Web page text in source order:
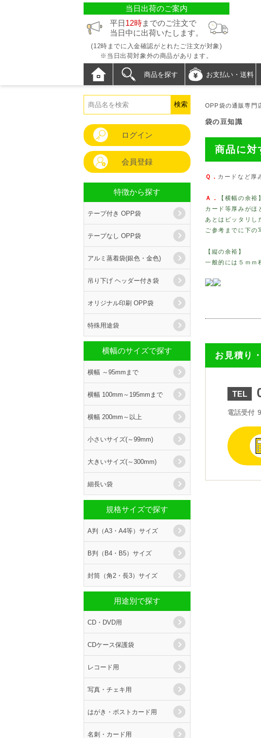
当日出荷のご案内
平日 12時までのご注文で
当日中に出荷いたします。
(12時までに入金確認がとれたご注文が対象)
※当日出荷対象外の商品があります。
商品を探す お支払い・送料
OPP袋の通販専門
袋の豆知識
商品に対
Ｑ． カードなど厚
Ａ．
【横幅の余裕】
カード等厚みがほ
あとはピッタリし
ご参考までに下の
【縦の余裕】
一般的には５ｍｍ
お見積り
TEL
電話受付
ログイン
会員登録
特徴から探す
テープ付き OPP袋
テープなし OPP袋
アルミ蒸着袋(銀色・金色)
吊り下げ ヘッダー付き袋
オリジナル印刷 OPP袋
特殊用途袋
横幅のサイズで探す
横幅 ～95mmまで
横幅 100mm～195mmまで
横幅 200mm～以上
小さいサイズ(～99mm)
大きいサイズ(～300mm)
細長い袋
規格サイズで探す
A判（A3・A4等）サイズ
B判（B4・B5）サイズ
封筒（角2・長3）サイズ
用途別で探す
CD・DVD用
CDケース保護袋
レコード用
写真・チェキ用
はがき・ポストカード用
名刺・カード用